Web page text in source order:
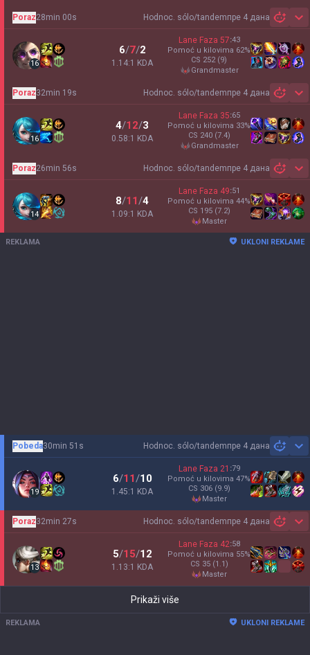
Hodnoc. sólo/tandemпре 4 дана
Poraz28min 00s
16
6/7/2
1.14:1 KDA
Lane Faza 57:43
Pomoć u kilovima 62%
CS 252 (9)
grandmaster
Hodnoc. sólo/tandemпре 4 дана
Poraz32min 19s
16
4/12/3
0.58:1 KDA
Lane Faza 35:65
Pomoć u kilovima 33%
CS 240 (7.4)
grandmaster
Hodnoc. sólo/tandemпре 4 дана
Poraz26min 56s
14
8/11/4
1.09:1 KDA
Lane Faza 49:51
Pomoć u kilovima 44%
CS 195 (7.2)
master
REKLAMA UKLONI REKLAME
Hodnoc. sólo/tandemпре 4 дана
Pobeda30min 51s
19
6/11/10
1.45:1 KDA
Lane Faza 21 :79
Pomoć u kilovima 47%
CS 306 (9.9)
master
Hodnoc. sólo/tandemпре 4 дана
Poraz32min 27s
13
5/15/12
1.13:1 KDA
Lane Faza 42:58
Pomoć u kilovima 55%
CS 35 (1.1)
master
Prikaži više
REKLAMA UKLONI REKLAME